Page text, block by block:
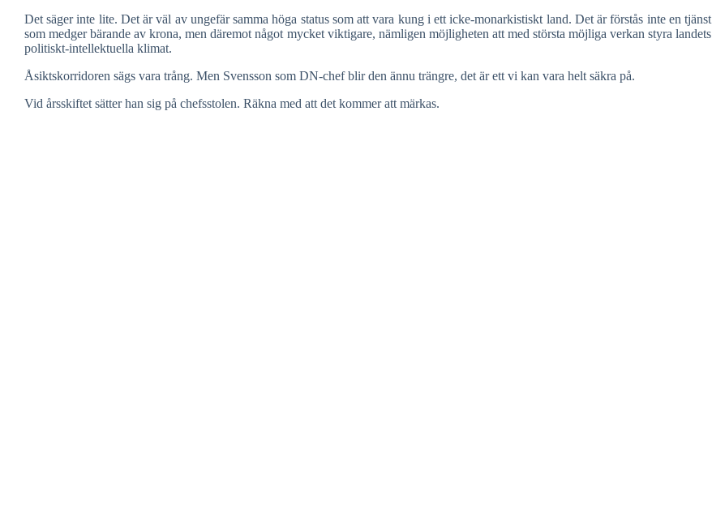
Det säger inte lite. Det är väl av ungefär samma höga status som att vara kung i ett icke-monarkistiskt land. Det är förstås inte en tjänst
som medger bärande av krona, men däremot något mycket viktigare, nämligen möjligheten att med största möjliga verkan styra landets
politiskt-intellektuella klimat.
Åsiktskorridoren sägs vara trång. Men Svensson som DN-chef blir den ännu trängre, det är ett vi kan vara helt säkra på.
Vid årsskiftet sätter han sig på chefsstolen. Räkna med att det kommer att märkas.